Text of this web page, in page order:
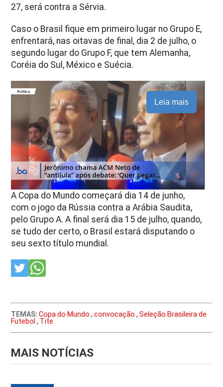
27, será contra a Sérvia.
Caso o Brasil fique em primeiro lugar no Grupo E,
enfrentará, nas oitavas de final, dia 2 de julho, o
segundo lugar do Grupo F, que tem Alemanha,
Coréia do Sul, México e Suécia.
Leia mais
A Copa do Mundo começará dia 14 de junho,
com o jogo da Rússia contra a Arábia Saudita,
pelo Grupo A. A final será dia 15 de julho, quando,
se tudo der certo, o Brasil estará disputando o
seu sexto título mundial.
TEMAS: Copa do Mundo ,convocação ,Seleção Brasileira de
Futebol , Tite
MAIS NOTÍCIAS